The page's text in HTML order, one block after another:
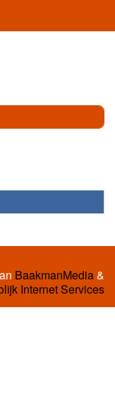
BaakmanMedia&
Internet Services